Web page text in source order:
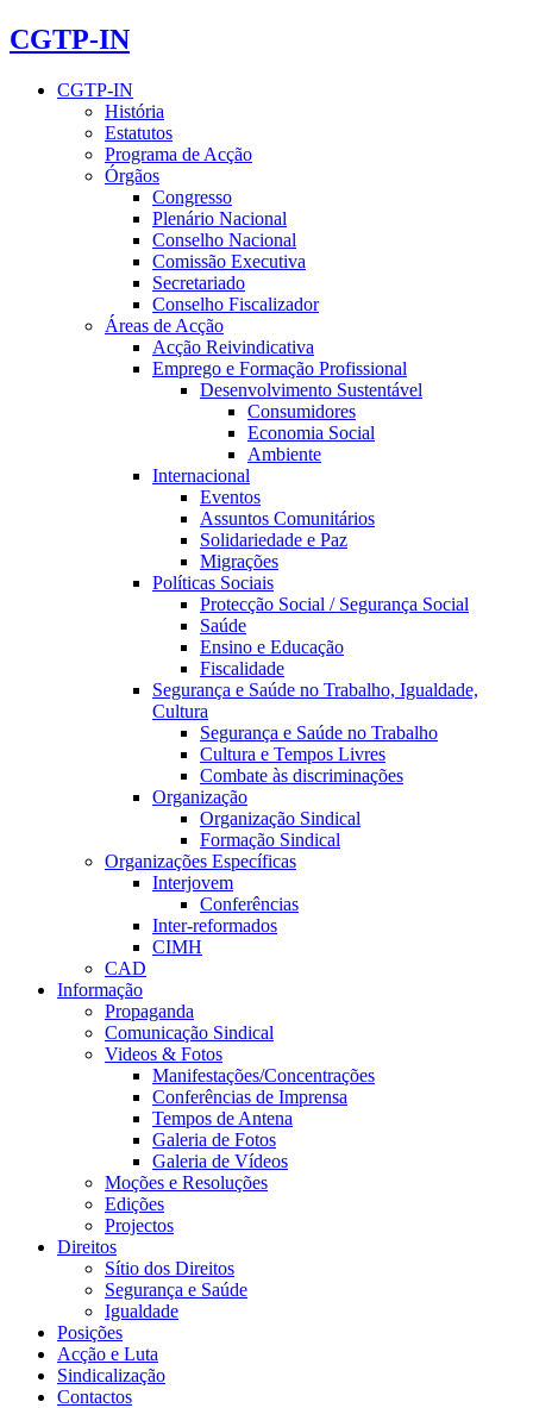
CGTP-IN
CGTP-IN
História
Estatutos
Programa de Acção
Órgãos
Congresso
Plenário Nacional
Conselho Nacional
Comissão Executiva
Secretariado
Conselho Fiscalizador
Áreas de Acção
Acção Reivindicativa
Emprego e Formação Profissional
Desenvolvimento Sustentável
Consumidores
Economia Social
Ambiente
Internacional
Eventos
Assuntos Comunitários
Solidariedade e Paz
Migrações
Políticas Sociais
Protecção Social / Segurança Social
Saúde
Ensino e Educação
Fiscalidade
Segurança e Saúde no Trabalho, Igualdade,
Cultura
Segurança e Saúde no Trabalho
Cultura e Tempos Livres
Combate às discriminações
Organização
Organização Sindical
Formação Sindical
Organizações Específicas
Interjovem
Conferências
Inter-reformados
CIMH
CAD
Informação
Propaganda
Comunicação Sindical
Videos & Fotos
Manifestações/Concentrações
Conferências de Imprensa
Tempos de Antena
Galeria de Fotos
Galeria de Vídeos
Moções e Resoluções
Edições
Projectos
Direitos
Sítio dos Direitos
Segurança e Saúde
Igualdade
Posições
Acção e Luta
Sindicalização
Contactos